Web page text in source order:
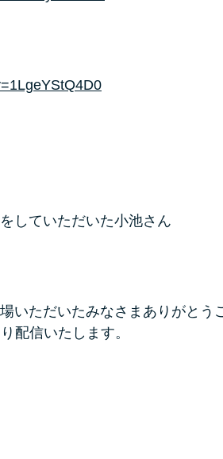
していただいた小池さん
いただいたみなさまありがと
配信いたします。